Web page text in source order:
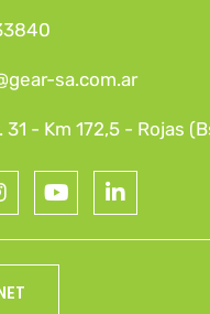
sa.com.ar
31 - Km 172,5 - Rojas